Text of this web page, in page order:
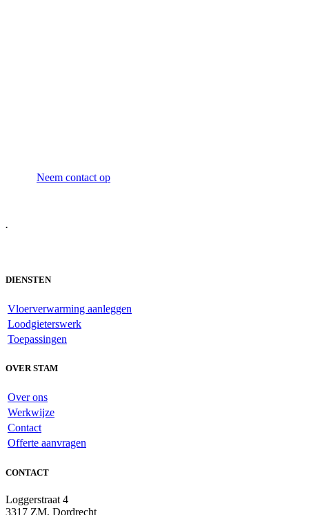
Neem contact op
.
DIENSTEN
Vloerverwarming aanleggen
Loodgieterswerk
Toepassingen
OVER STAM
Over ons
Werkwijze
Contact
Offerte aanvragen
CONTACT
Loggerstraat 4
3317 ZM, Dordrecht